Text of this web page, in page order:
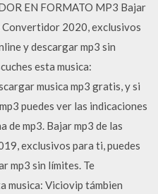
EN FORMATO MP3 Bajar
Convertidor 2020, exclusivos
y descargar mp3 sin
esta musica:
musica mp3 gratis, y si
puedes ver las indicaciones
de mp3. Bajar mp3 de las
exclusivos para ti, puedes
mp3 sin límites. Te
musica: Viciovip támbien